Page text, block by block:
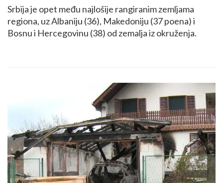
Srbija je opet među najlošije rangiranim zemljama
regiona, uz Albaniju (36), Makedoniju (37 poena) i
Bosnu i Hercegovinu (38) od zemalja iz okruženja.